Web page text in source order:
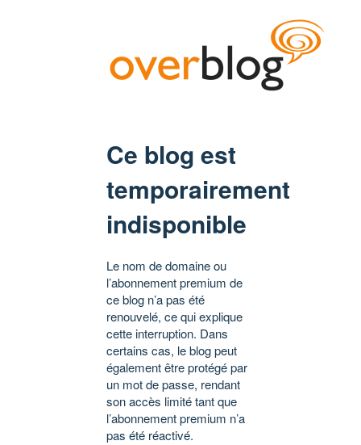
Ce blog est
temporairement
indisponible
Le nom de domaine ou
l’abonnement premium de
ce blog n’a pas été
renouvelé, ce qui explique
cette interruption. Dans
certains cas, le blog peut
également être protégé par
un mot de passe, rendant
son accès limité tant que
l’abonnement premium n’a
pas été réactivé.